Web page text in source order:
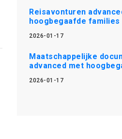
Reisavonturen
hoogbegaafde families
2026-01-17
Maatschappelijke
advanced met
2026-01-17